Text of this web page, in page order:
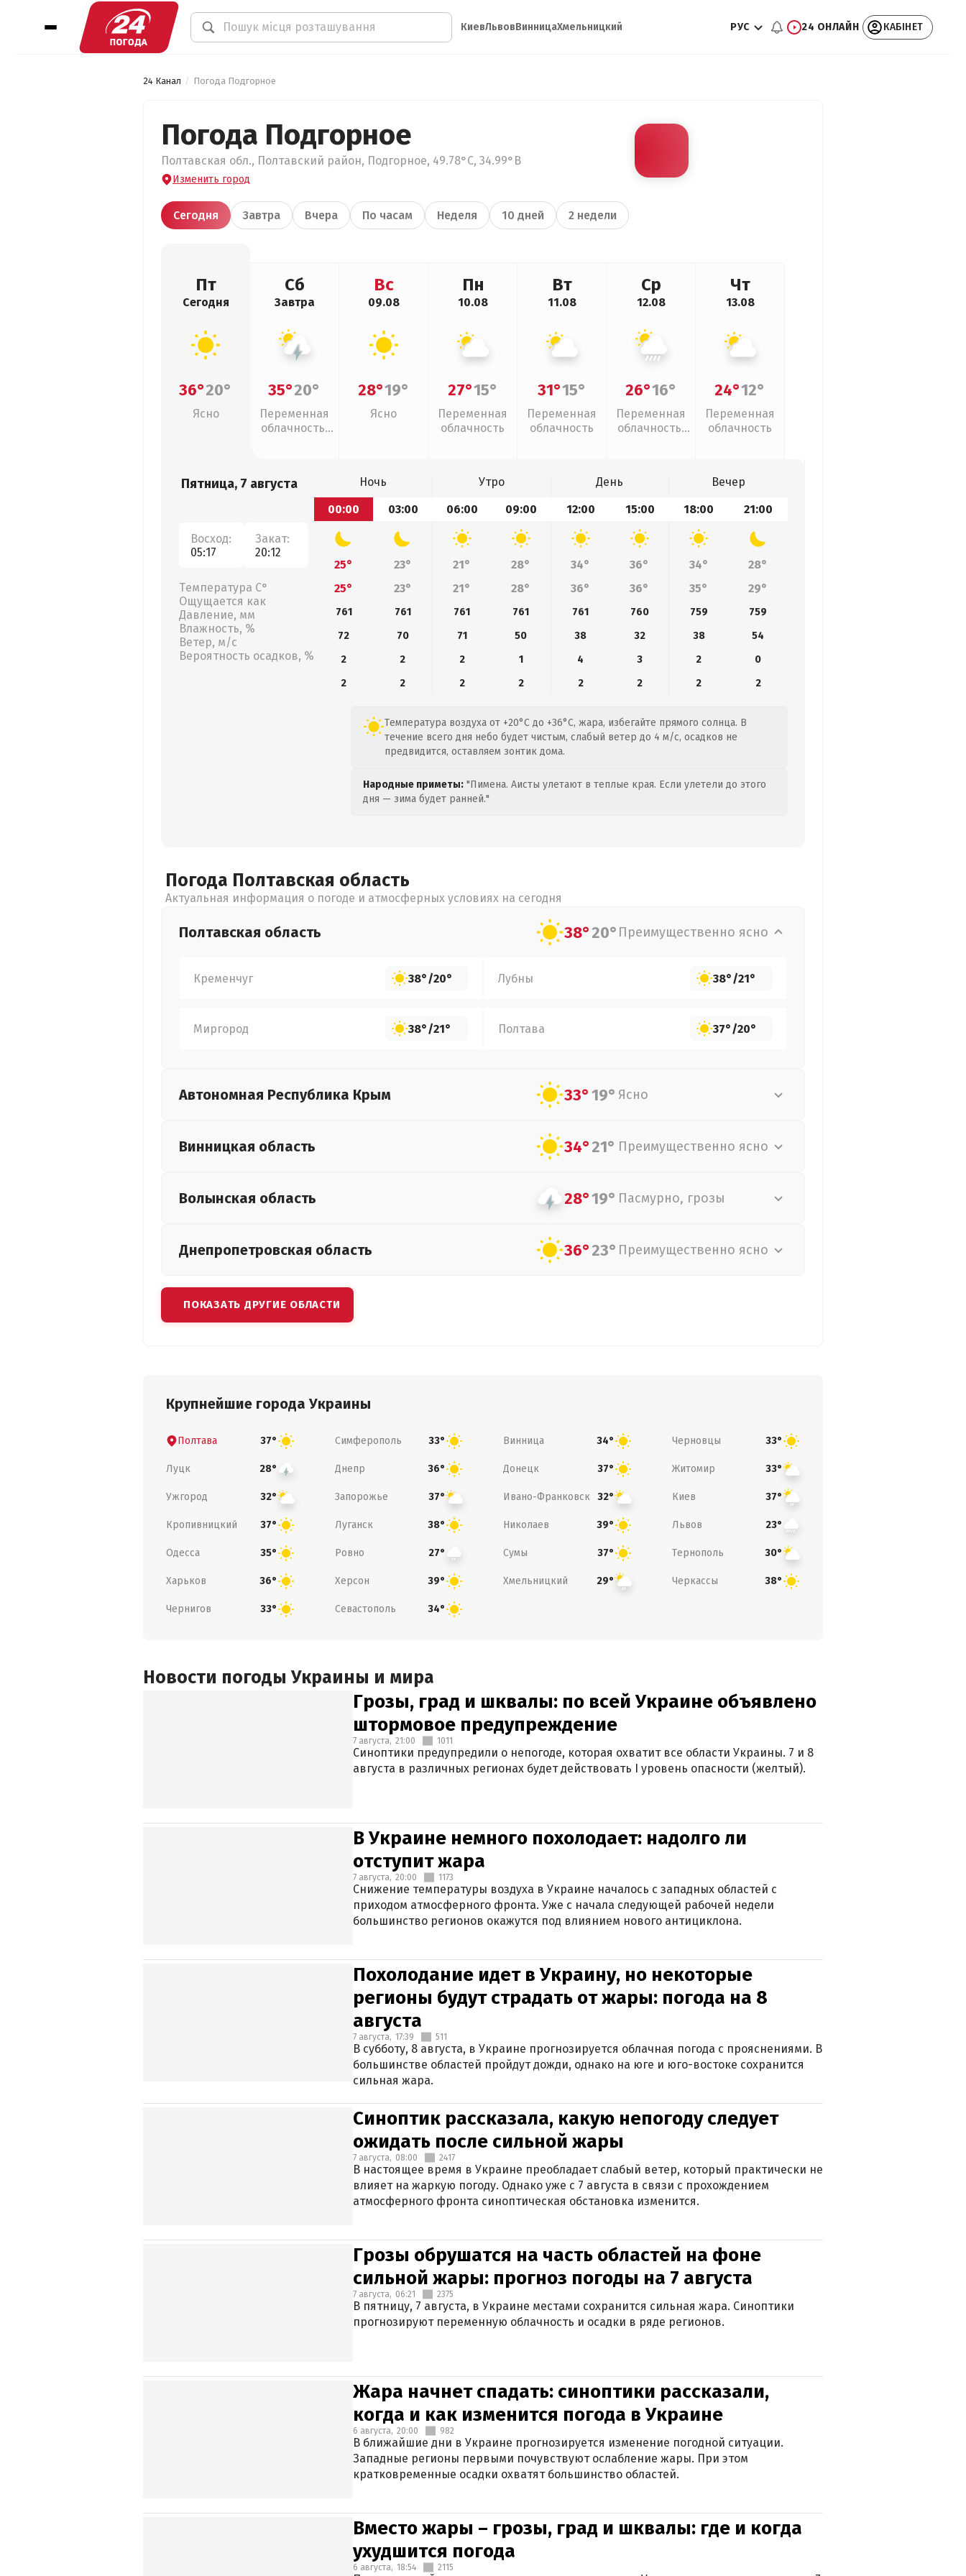
КиевЛьвовВинницаХмельницкий РУС 24 ОНЛАЙН КАБІНЕТ
24 Канал Погода Подгорное
Погода Подгорное
Полтавская обл., Полтавский район, Подгорное, 49.78°С, 34.99°В
Изменить город
Сегодня Завтра Вчера По часам Неделя 10 дней 2 недели
Пт
Сегодня
36°20°
Ясно
Сб
Завтра
35°20°
Переменная
облачность,
Вс
09.08
28°19°
Ясно
Пн
10.08
27°15°
Переменная
облачность
Вт
11.08
31°15°
Переменная
облачность
Ср
12.08
26°16°
Переменная
облачность,
Чт
13.08
24°12°
Переменная
облачность
Пятница, 7 августа
Восход:
05:17
Закат:
20:12
Температура С°
Ощущается как
Давление, мм
Влажность, %
Ветер, м/с
Вероятность осадков, %
Ночь Утро День
Вечер
00:00
03:00 06:00 09:00 12:00 15:00 18:00 21:00
25° 23° 21° 28° 34° 36° 34°
28°
25°
23° 21° 28° 36° 36° 35° 29°
761 761 761 761 761 760 759
759
72
70 71 50 38 32 38
54
2
2 2 1 4 3 2
0
2
2 2 2 2 2 2 2
Температура воздуха от +20°C до +36°C, жара, избегайте прямого солнца. В
течение всего дня небо будет чистым, слабый ветер до 4 м/с, осадков не
предвидится, оставляем зонтик дома.
Народные приметы: "Пимена. Аисты улетают в теплые края. Если улетели до этого
дня — зима будет ранней."
Погода Полтавская область
Актуальная информация о погоде и атмосферных условиях на сегодня
Полтавская область 38°20° Преимущественно ясно
Кременчуг 38°/20° Лубны 38°/21°
Миргород 38°/21° Полтава 37°/20°
Автономная Республика Крым 33°19° Ясно
Винницкая область 34°21° Преимущественно ясно
Волынская область 28°19° Пасмурно, грозы
Днепропетровская область 36°23° Преимущественно ясно
ПОКАЗАТЬ ДРУГИЕ ОБЛАСТИ
Крупнейшие города Украины
Полтава 37° Симферополь 33° Винница 34° Черновцы 33°
Луцк 28° Днепр 36° Донецк 37° Житомир 33°
Ужгород 32° Запорожье 37° Ивано-Франковск 32° Киев 37°
Кропивницкий 37° Луганск 38° Николаев 39° Львов 23°
Одесса 35° Ровно 27° Сумы 37° Тернополь 30°
Харьков 36° Херсон 39° Хмельницкий 29° Черкассы 38°
Чернигов 33° Севастополь 34°
Новости погоды Украины и мира
Грозы, град и шквалы: по всей Украине объявлено
штормовое предупреждение
7 августа, 21:00 1011
Синоптики предупредили о непогоде, которая охватит все области Украины. 7 и 8
августа в различных регионах будет действовать I уровень опасности (желтый).
В Украине немного похолодает: надолго ли
отступит жара
7 августа, 20:00 1173
Снижение температуры воздуха в Украине началось с западных областей с
приходом атмосферного фронта. Уже с начала следующей рабочей недели
большинство регионов окажутся под влиянием нового антициклона.
Похолодание идет в Украину, но некоторые
регионы будут страдать от жары: погода на 8
августа
7 августа, 17:39 511
В субботу, 8 августа, в Украине прогнозируется облачная погода с прояснениями. В
большинстве областей пройдут дожди, однако на юге и юго-востоке сохранится
сильная жара.
Синоптик рассказала, какую непогоду следует
ожидать после сильной жары
7 августа, 08:00 2417
В настоящее время в Украине преобладает слабый ветер, который практически не
влияет на жаркую погоду. Однако уже с 7 августа в связи с прохождением
атмосферного фронта синоптическая обстановка изменится.
Грозы обрушатся на часть областей на фоне
сильной жары: прогноз погоды на 7 августа
7 августа, 06:21 2375
В пятницу, 7 августа, в Украине местами сохранится сильная жара. Синоптики
прогнозируют переменную облачность и осадки в ряде регионов.
Жара начнет спадать: синоптики рассказали,
когда и как изменится погода в Украине
6 августа, 20:00 982
В ближайшие дни в Украине прогнозируется изменение погодной ситуации.
Западные регионы первыми почувствуют ослабление жары. При этом
кратковременные осадки охватят большинство областей.
Вместо жары – грозы, град и шквалы: где и когда
ухудшится погода
6 августа, 18:54 2115